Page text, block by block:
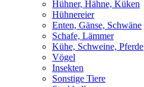
Hühner, Hähne, Küken
Hühnereier
Enten, Gänse, Schwäne
Schafe, Lämmer
Kühe, Schweine, Pferde
Vögel
Insekten
Sonstige Tiere